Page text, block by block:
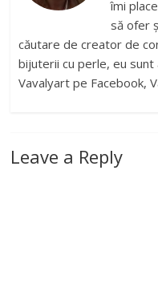
îmi
să ofer
căutare de creator de
bijuterii cu perle, eu
Vavalyart pe Facebook,
Leave a Reply